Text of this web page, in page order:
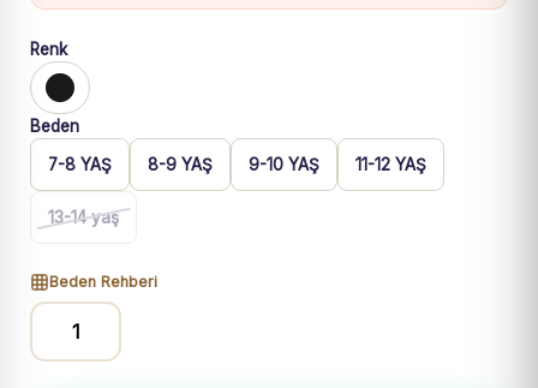
Renk
Beden
7-8 YAŞ
8-9 YAŞ 9-10 YAŞ 11-12 YAŞ
13-14 yaş
Beden Rehberi